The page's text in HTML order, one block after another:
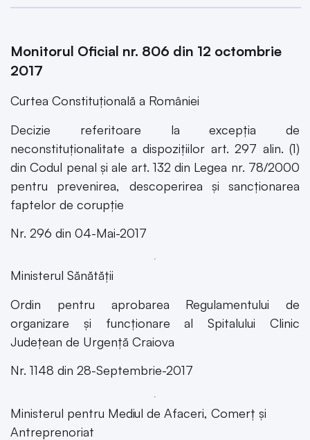
Monitorul Oficial nr. 806 din 12 octombrie
2017
Curtea Constituțională a României
Decizie referitoare la excepția de
neconstituționalitate a dispozițiilor art. 297 alin. (1)
din Codul penal și ale art. 132 din Legea nr. 78/2000
pentru prevenirea, descoperirea și sancționarea
faptelor de corupție
Nr. 296 din 04-Mai-2017
Ministerul Sănătății
Ordin pentru aprobarea Regulamentului de
organizare și funcționare al Spitalului Clinic
Județean de Urgență Craiova
Nr. 1148 din 28-Septembrie-2017
Ministerul pentru Mediul de Afaceri, Comerţ şi
Antreprenoriat